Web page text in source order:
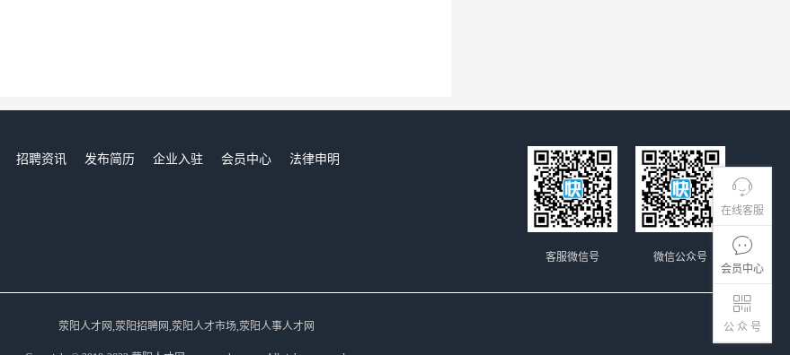
在线客服
会员中心
公 众 号
招聘资讯 发布简历 企业入驻 会员中心
法律申明
微信公众号
客服微信号
荥阳人才网,荥阳招聘网,荥阳人才市场,荥阳人事人才网